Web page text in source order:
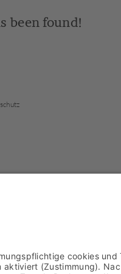
been found!